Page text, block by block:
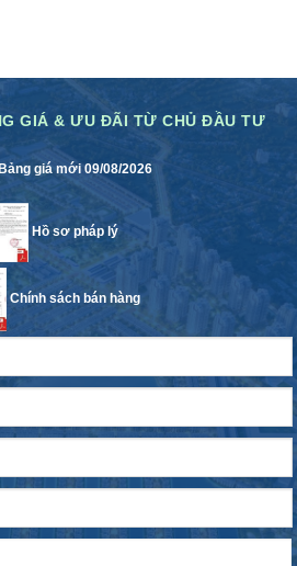
GIÁ & ƯU ĐÃI TỪ CHỦ ĐẦU TƯ
giá mới 09/08/2026
Hồ sơ pháp lý
Chính sách bán hàng